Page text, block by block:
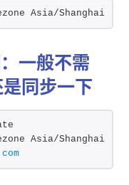
Asia/Shanghai
一般不需
同步一下
Asia/Shanghai
com